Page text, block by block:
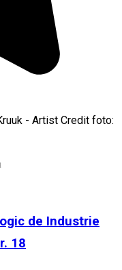
- Artist Credit foto:
de Industrie
18